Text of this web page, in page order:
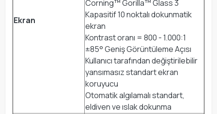
Ekran
Corning™ Gorilla™ Glass 3
Kapasitif 10 noktalı dokunmatik
ekran
Kontrast oranı = 800 - 1.000:1
±85° Geniş Görüntüleme Açısı
Kullanıcı tarafından değiştirilebilir
yansımasız standart ekran
koruyucu
Otomatik algılamalı standart,
eldiven ve ıslak dokunma